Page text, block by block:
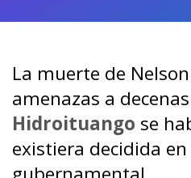
La muerte de
amenazas a
Hidroituango se
existiera decidida